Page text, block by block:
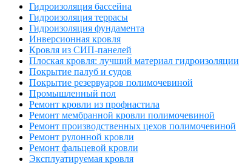
Гидроизоляция бассейна
Гидроизоляция террасы
Гидроизоляция фундамента
Инверсионная кровля
Кровля из СИП-панелей
Плоская кровля: лучший материал гидроизоляции
Покрытие палуб и судов
Покрытие резервуаров полимочевиной
Промышленный пол
Ремонт кровли из профнастила
Ремонт мембранной кровли полимочевиной
Ремонт производственных цехов полимочевиной
Ремонт рулонной кровли
Ремонт фальцевой кровли
Эксплуатируемая кровля